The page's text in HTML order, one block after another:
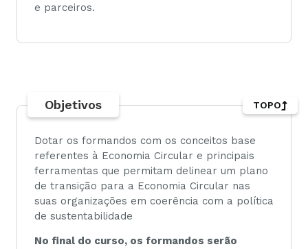
e parceiros.
Objetivos
Dotar os formandos com os conceitos base
referentes à Economia Circular e principais
ferramentas que permitam delinear um plano
de transição para a Economia Circular nas
suas organizações em coerência com a política
de sustentabilidade
No final do curso, os formandos serão
TOPO